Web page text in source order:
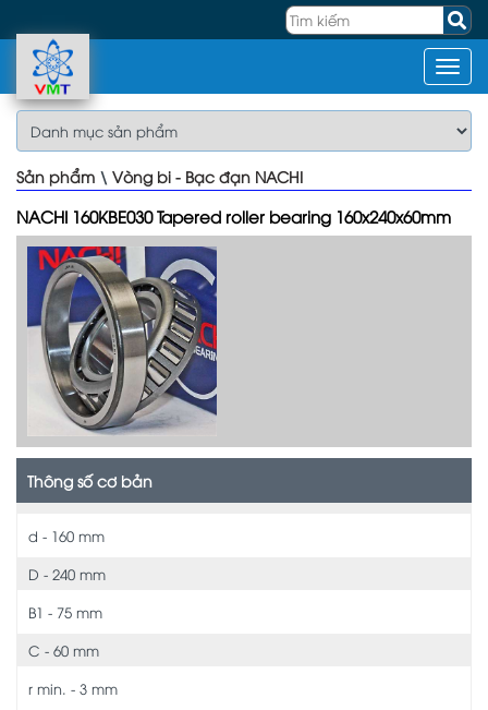
Sản phẩm \ Vòng bi - Bạc đạn NACHI
NACHI 160KBE030 Tapered roller bearing 160x240x60mm
Thông số cơ bản
d - 160 mm
D - 240 mm
B1 - 75 mm
C - 60 mm
r min. - 3 mm